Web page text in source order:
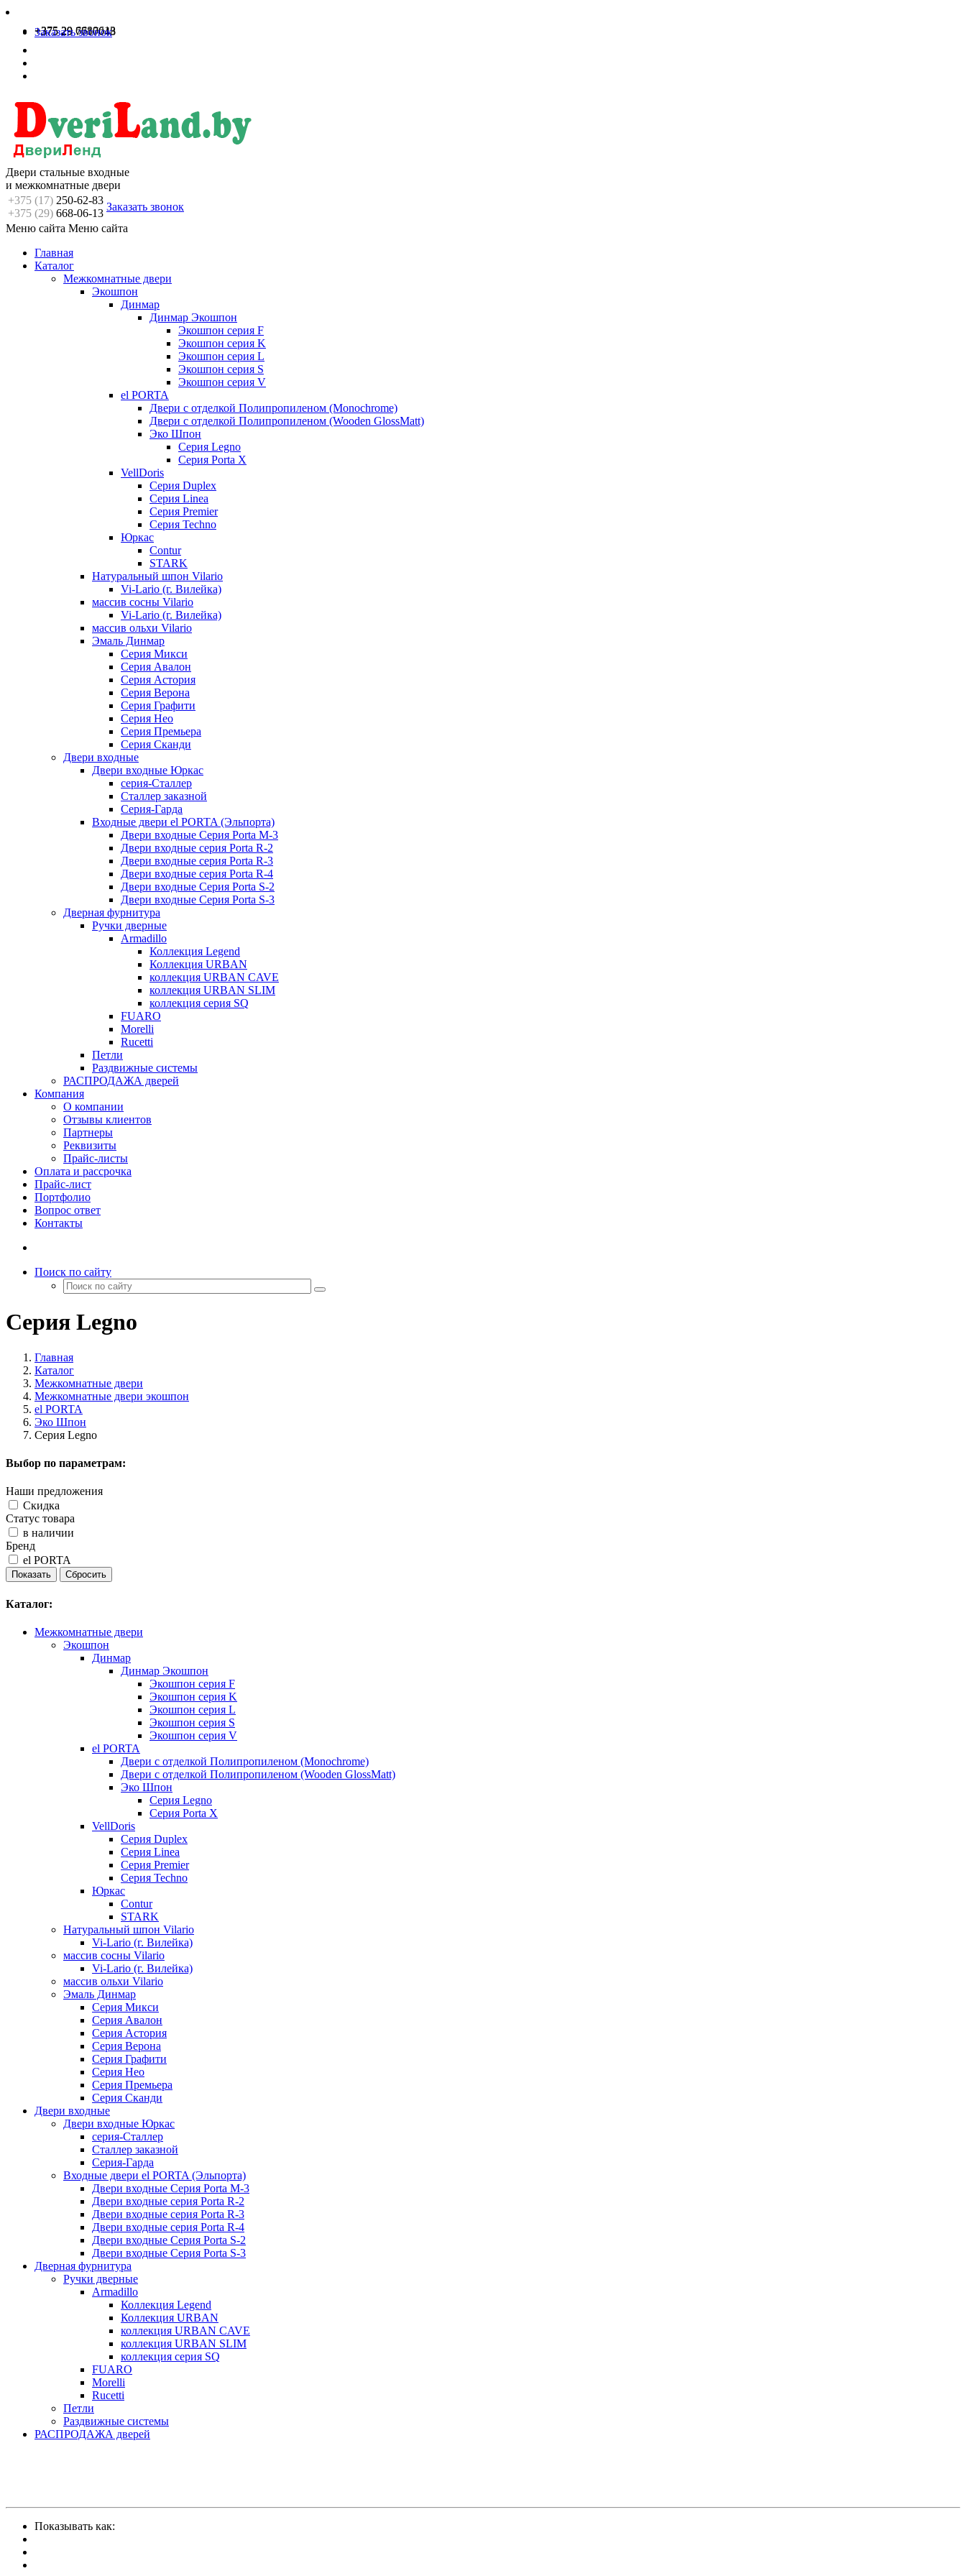
+375 29 6680613
+375 29 7717048
Заказать звонок
Двери стальные входные
и межкомнатные двери
+375 (17) 250-62-83
+375 (29) 668-06-13
Заказать звонок
Меню сайта Меню сайта
Главная
Каталог
Межкомнатные двери
Экошпон
Динмар
Динмар Экошпон
Экошпон серия F
Экошпон серия K
Экошпон серия L
Экошпон серия S
Экошпон серия V
el PORTA
Двери с отделкой Полипропиленом (Monochrome)
Двери с отделкой Полипропиленом (Wooden GlossMatt)
Эко Шпон
Серия Legno
Серия Porta X
VellDoris
Серия Duplex
Серия Linea
Серия Premier
Серия Techno
Юркас
Contur
STARK
Натуральный шпон Vilario
Vi-Lario (г. Вилейка)
массив сосны Vilario
Vi-Lario (г. Вилейка)
массив ольхи Vilario
Эмаль Динмар
Серия Микси
Серия Авалон
Серия Астория
Серия Верона
Серия Графити
Серия Нео
Серия Премьера
Серия Сканди
Двери входные
Двери входные Юркас
серия-Сталлер
Сталлер заказной
Серия-Гарда
Входные двери el PORTA (Эльпорта)
Двери входные Серия Porta M-3
Двери входные серия Porta R-2
Двери входные серия Porta R-3
Двери входные серия Porta R-4
Двери входные Серия Porta S-2
Двери входные Серия Porta S-3
Дверная фурнитура
Ручки дверные
Armadillo
Коллекция Legend
Коллекция URBAN
коллекция URBAN CAVE
коллекция URBAN SLIM
коллекция серия SQ
FUARO
Morelli
Rucetti
Петли
Раздвижные системы
РАСПРОДАЖА дверей
Компания
О компании
Отзывы клиентов
Партнеры
Реквизиты
Прайс-листы
Оплата и рассрочка
Прайс-лист
Портфолио
Вопрос ответ
Контакты
Поиск по сайту
Серия Legno
Главная
Каталог
Межкомнатные двери
Межкомнатные двери экошпон
el PORTA
Эко Шпон
Серия Legno
Выбор по параметрам:
Наши предложения
Скидка
Статус товара
в наличии
Бренд
el PORTA
Каталог:
Межкомнатные двери
Экошпон
Динмар
Динмар Экошпон
Экошпон серия F
Экошпон серия K
Экошпон серия L
Экошпон серия S
Экошпон серия V
el PORTA
Двери с отделкой Полипропиленом (Monochrome)
Двери с отделкой Полипропиленом (Wooden GlossMatt)
Эко Шпон
Серия Legno
Серия Porta X
VellDoris
Серия Duplex
Серия Linea
Серия Premier
Серия Techno
Юркас
Contur
STARK
Натуральный шпон Vilario
Vi-Lario (г. Вилейка)
массив сосны Vilario
Vi-Lario (г. Вилейка)
массив ольхи Vilario
Эмаль Динмар
Серия Микси
Серия Авалон
Серия Астория
Серия Верона
Серия Графити
Серия Нео
Серия Премьера
Серия Сканди
Двери входные
Двери входные Юркас
серия-Сталлер
Сталлер заказной
Серия-Гарда
Входные двери el PORTA (Эльпорта)
Двери входные Серия Porta M-3
Двери входные серия Porta R-2
Двери входные серия Porta R-3
Двери входные серия Porta R-4
Двери входные Серия Porta S-2
Двери входные Серия Porta S-3
Дверная фурнитура
Ручки дверные
Armadillo
Коллекция Legend
Коллекция URBAN
коллекция URBAN CAVE
коллекция URBAN SLIM
коллекция серия SQ
FUARO
Morelli
Rucetti
Петли
Раздвижные системы
РАСПРОДАЖА дверей
Показывать как: